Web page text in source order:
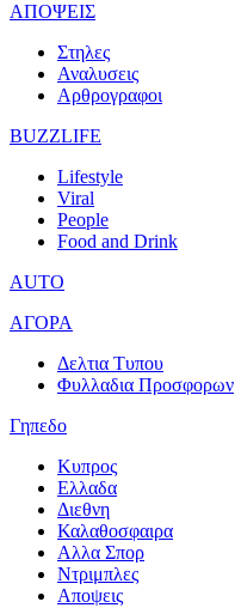
ΑΠΟΨΕΙΣ
Στηλες
Αναλυσεις
Αρθρογραφοι
BUZZLIFE
Lifestyle
Viral
People
Food and Drink
AUTO
ΑΓΟΡΑ
Δελτια Τυπου
Φυλλαδια Προσφορων
Γηπεδο
Κυπρος
Ελλαδα
Διεθνη
Καλαθοσφαιρα
Αλλα Σπορ
Ντριμπλες
Αποψεις